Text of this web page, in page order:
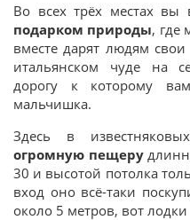
Во всех трёх местах вы
подарком природы, где
вместе дарят людям
итальянском чуде на
дорогу к которому
мальчишка.
Здесь в
огромную пещеру
30 и высотой потолка
вход оно всё-таки
около 5 метров, вот